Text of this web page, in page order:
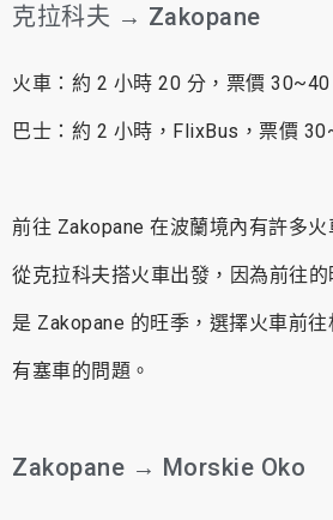
克拉科夫 → Zakopane
火車：約 2 小時 20 分，票價
巴士：約 2 小時，FlixBus，票價
前往 Zakopane 在波蘭境內有許多
從克拉科夫搭火車出發，因為前往的
是 Zakopane 的旺季，選擇火車前
有塞車的問題。
Zakopane → Morskie Oko